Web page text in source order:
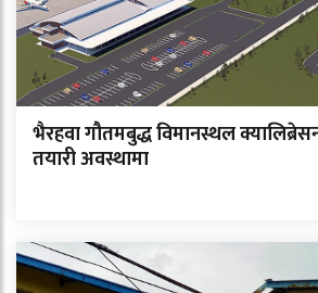
भैरहवा गौतमबुद्ध विमानस्थल
तयारी अवस्थामा